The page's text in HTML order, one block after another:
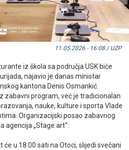
11.05.2026 - 16:08 / UZP
iz škola sa područja USK biće
najavio je danas ministar
kantona Denis Osmankić.
zabavni program, već je tradicionalan
nauke, kulture i sporta Vlade
Organizacijski posao zabavnog
agencija „Stage art“.
u 18:00 sati na Otoci, slijedi svečani